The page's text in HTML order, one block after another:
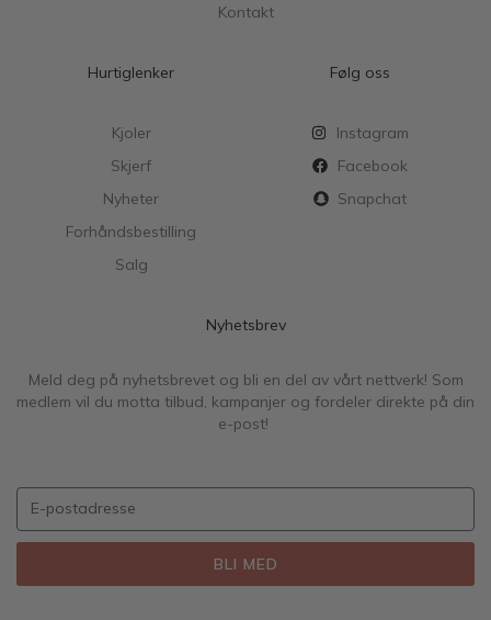
Kontakt
Hurtiglenker
Kjoler
Skjerf
Nyheter
Forhåndsbestilling
Salg
Følg oss
Instagram
Facebook
Snapchat
Nyhetsbrev
Meld deg på nyhetsbrevet og bli en del av vårt nettverk! Som
medlem vil du motta tilbud, kampanjer og fordeler direkte på din
e-post!
BLI MED